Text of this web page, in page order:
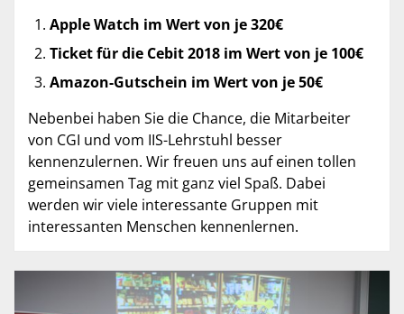
Apple Watch im Wert von je 320€
Ticket für die Cebit 2018 im Wert von je 100€
Amazon-Gutschein im Wert von je 50€
Nebenbei haben Sie die Chance, die Mitarbeiter
von CGI und vom IIS-Lehrstuhl besser
kennenzulernen. Wir freuen uns auf einen tollen
gemeinsamen Tag mit ganz viel Spaß. Dabei
werden wir viele interessante Gruppen mit
interessanten Menschen kennenlernen.